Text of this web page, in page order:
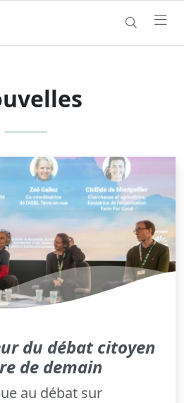
du débat citoyen
de demain
au débat sur